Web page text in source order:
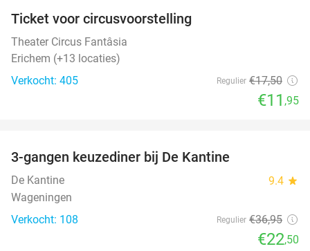
Ticket voor circusvoorstelling
Theater Circus Fantâsia
Erichem (+13 locaties)
Verkocht: 405
Regulier €17,50
€11 ,95
3-gangen keuzediner bij De Kantine
De Kantine 9.4 star
Wageningen
Verkocht: 108
Regulier €36,95
€22,50